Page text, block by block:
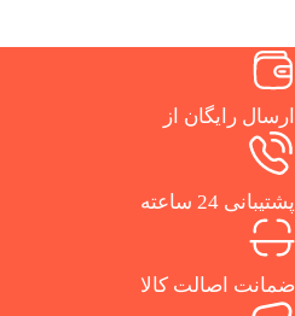
ارسال رایگان از
پشتیبانی 24 ساعته
ضمانت اصالت کالا